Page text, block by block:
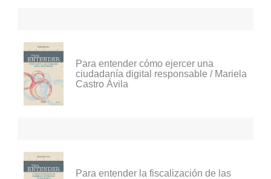
Para entender cómo ejercer una
ciudadanía digital responsable / Mariela
Castro Ávila
Para entender la fiscalización de las